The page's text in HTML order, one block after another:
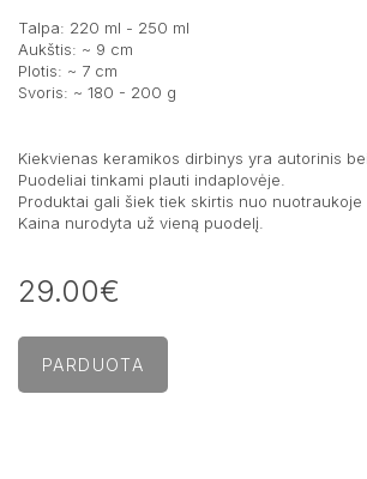
Talpa: 220 ml - 250 ml
Aukštis: ~ 9 cm
Plotis: ~ 7 cm
Svoris: ~ 180 - 200 g
Kiekvienas keramikos dirbinys yra autorinis
Puodeliai tinkami plauti indaplovėje.
Produktai gali šiek tiek skirtis nuo nuotraukoje
Kaina nurodyta už vieną puodelį.
29.00€